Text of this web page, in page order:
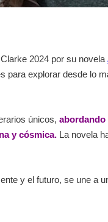
2024 por su novela
para explorar desde lo
únicos, abordando
y cósmica. La novela
y el futuro, se une a